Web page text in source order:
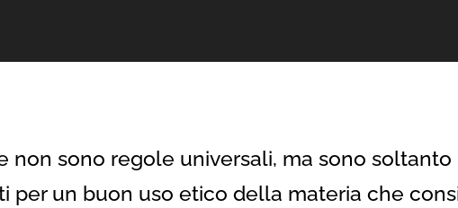
non sono regole universali, ma sono soltanto
per un buon uso etico della materia che